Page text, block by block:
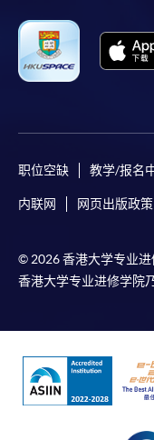
职位空缺 教学/报名
内联网 网页出版政策
© 2026 香港大学专业
香港大学专业进修学院